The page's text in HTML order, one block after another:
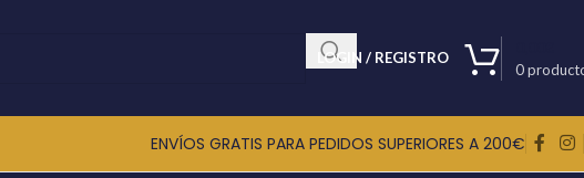
LOGIN / REGISTRO
0
ENVÍOS GRATIS PARA PEDIDOS SUPERIORES A 200€